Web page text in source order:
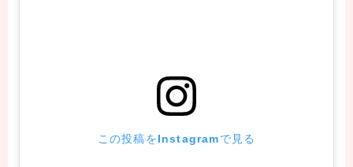
この投稿をInstagramで見る